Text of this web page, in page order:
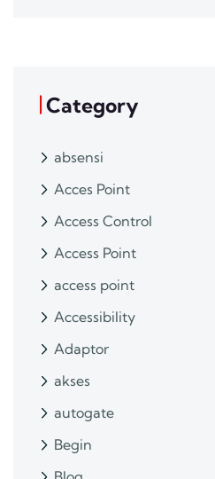
Category
absensi
Acces Point
Access Control
Access Point
access point
Accessibility
Adaptor
akses
autogate
Begin